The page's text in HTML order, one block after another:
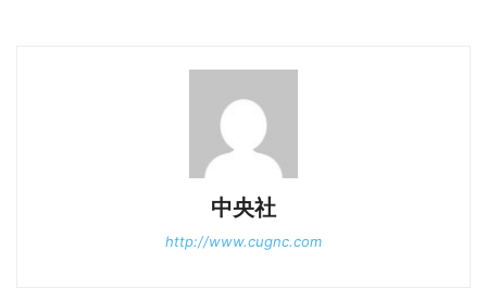
中央社
http://www.cugnc.com